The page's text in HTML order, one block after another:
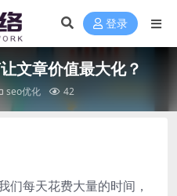
登录
文章价值最大化？
seo优化 42
们每天花费大量的时间，